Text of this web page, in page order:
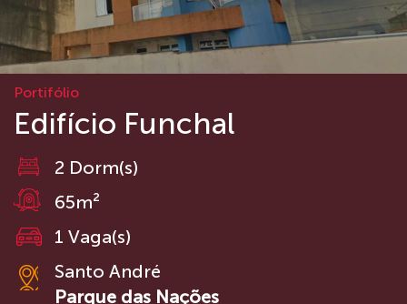
Portifólio
Edifício Funchal
2 Dorm(s)
65m²
1 Vaga(s)
Santo André
Parque das Nações